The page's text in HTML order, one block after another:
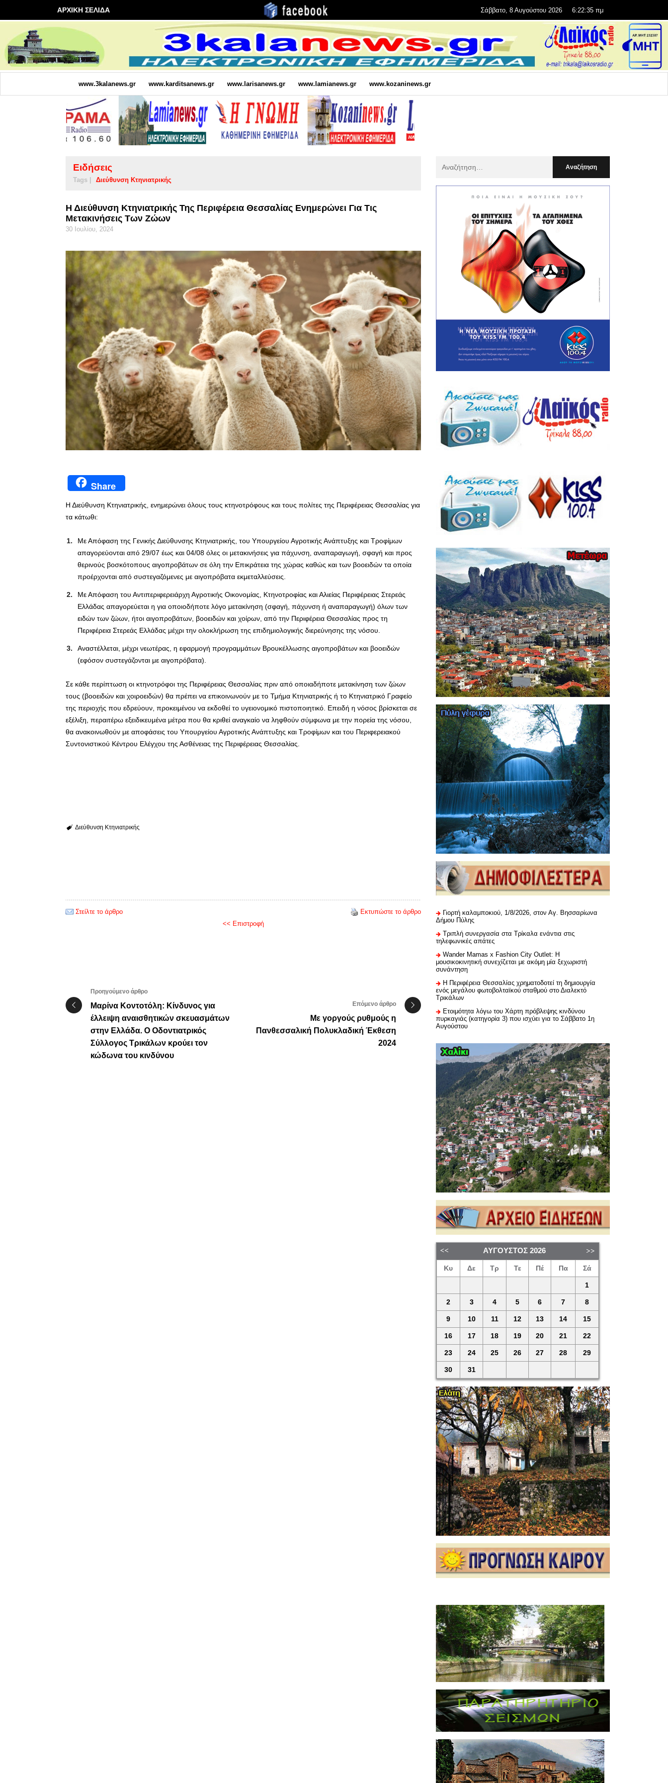
ΑΡΧΙΚΗ ΣΕΛΙΔΑ Σάββατο, 8 Αυγούστου 2026 6:22:36 πμ
www.3kalanews.gr www.karditsanews.gr www.larisanews.gr www.lamianews.gr www.kozaninews.gr
Ειδήσεις
Tags | Διεύθυνση Κτηνιατρικής
Η Διεύθυνση Κτηνιατρικής Της Περιφέρεια Θεσσαλίας Ενημερώνει Για Τις
Μετακινήσεις Των Ζώων
30 Ιουλίου, 2024
Share
Η Διεύθυνση Κτηνιατρικής, ενημερώνει όλους τους κτηνοτρόφους και τους πολίτες της Περιφέρειας Θεσσαλίας για
τα κάτωθι:
Με Απόφαση της Γενικής Διεύθυνσης Κτηνιατρικής, του Υπουργείου Αγροτικής Ανάπτυξης και Τροφίμων
απαγορεύονται από 29/07 έως και 04/08 όλες οι μετακινήσεις για πάχυνση, αναπαραγωγή, σφαγή και προς
θερινούς βοσκότοπους αιγοπροβάτων σε όλη την Επικράτεια της χώρας καθώς και των βοοειδών τα οποία
προέρχονται από συστεγαζόμενες με αιγοπρόβατα εκμεταλλεύσεις.
Με Απόφαση του Αντιπεριφερειάρχη Αγροτικής Οικονομίας, Κτηνοτροφίας και Αλιείας Περιφέρειας Στερεάς
Ελλάδας απαγορεύεται η για οποιοδήποτε λόγo μετακίνηση (σφαγή, πάχυνση ή αναπαραγωγή) όλων των
ειδών των ζώων, ήτοι αιγοπροβάτων, βοοειδών και χοίρων, από την Περιφέρεια Θεσσαλίας προς τη
Περιφέρεια Στερεάς Ελλάδας μέχρι την ολοκλήρωση της επιδημιολογικής διερεύνησης της νόσου.
Αναστέλλεται, μέχρι νεωτέρας, η εφαρμογή προγραμμάτων Βρουκέλλωσης αιγοπροβάτων και βοοειδών
(εφόσον συστεγάζονται με αιγοπρόβατα).
Σε κάθε περίπτωση οι κτηνοτρόφοι της Περιφέρειας Θεσσαλίας πριν από οποιαδήποτε μετακίνηση των ζώων
τους (βοοειδών και χοιροειδών) θα πρέπει να επικοινωνούν με το Τμήμα Κτηνιατρικής ή το Κτηνιατρικό Γραφείο
της περιοχής που εδρεύουν, προκειμένου να εκδοθεί το υγειονομικό πιστοποιητικό. Επειδή η νόσος βρίσκεται σε
εξέλιξη, περαιτέρω εξειδικευμένα μέτρα που θα κριθεί αναγκαίο να ληφθούν σύμφωνα με την πορεία της νόσου,
θα ανακοινωθούν με αποφάσεις του Υπουργείου Αγροτικής Ανάπτυξης και Τροφίμων και του Περιφερειακού
Συντονιστικού Κέντρου Ελέγχου της Ασθένειας της Περιφέρειας Θεσσαλίας.
Διεύθυνση Κτηνιατρικής
Στείλτε το άρθρο
Εκτυπώστε το άρθρο
<< Επιστροφή
Προηγούμενο άρθρο
Μαρίνα Κοντοτόλη: Κίνδυνος για
έλλειψη αναισθητικών σκευασμάτων
στην Ελλάδα. Ο Οδοντιατρικός
Σύλλογος Τρικάλων κρούει τον
κώδωνα του κινδύνου
Επόμενο άρθρο
Με γοργούς ρυθμούς η
Πανθεσσαλική Πολυκλαδική Έκθεση
2024
:
Γιορτή καλαμποκιού, 1/8/2026, στον Αγ. Βησσαρίωνα
Δήμου Πύλης
Τριπλή συνεργασία στα Τρίκαλα ενάντια στις
τηλεφωνικές απάτες
Wander Mamas x Fashion City Outlet: Η
μουσικοκινητική συνεχίζεται με ακόμη μία ξεχωριστή
συνάντηση
H Περιφέρεια Θεσσαλίας χρηματοδοτεί τη δημιουργία
ενός μεγάλου φωτοβολταϊκού σταθμού στο Διαλεκτό
Τρικάλων
Ετοιμότητα λόγω του Χάρτη πρόβλεψης κινδύνου
πυρκαγιάς (κατηγορία 3) που ισχύει για το Σάββατο 1η
Αυγούστου
ΑΎΓΟΥΣΤΟΣ 2026
Κυ Δε Τρ Τε Πέ Πα Σά
1
2 3 4 5 6 7 8
9 10 11 12 13 14 15
16 17 18 19 20 21 22
23 24 25 26 27 28 29
30 31